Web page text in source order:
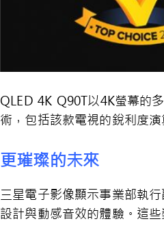
QLED 4K Q90T以4K螢幕的
術，包括該款電視的銳利度
更璀璨的未來
三星電子影像顯示事業部執
設計與動感音效的體驗。這